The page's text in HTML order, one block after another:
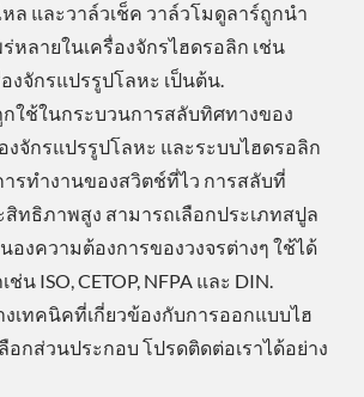
ล และวาล์วเช็ค วาล์วโมดูลาร์ถูกนำ
หลายในเครื่องจักรไฮดรอลิก เช่น
งจักรแปรรูปโลหะ เป็นต้น.
ใช้ในกระบวนการสลับทิศทางของ
งจักรแปรรูปโลหะ และระบบไฮดรอลิก
ารทำงานของสวิตช์ที่ไว การสลับที่
สิทธิภาพสูง สามารถเลือกประเภทสปูล
องความต้องการของวงจรต่างๆ ใช้ได้
น ISO, CETOP, NFPA และ DIN.
เทคนิคที่เกี่ยวข้องกับการออกแบบไฮ
อกส่วนประกอบ โปรดติดต่อเราได้อย่าง